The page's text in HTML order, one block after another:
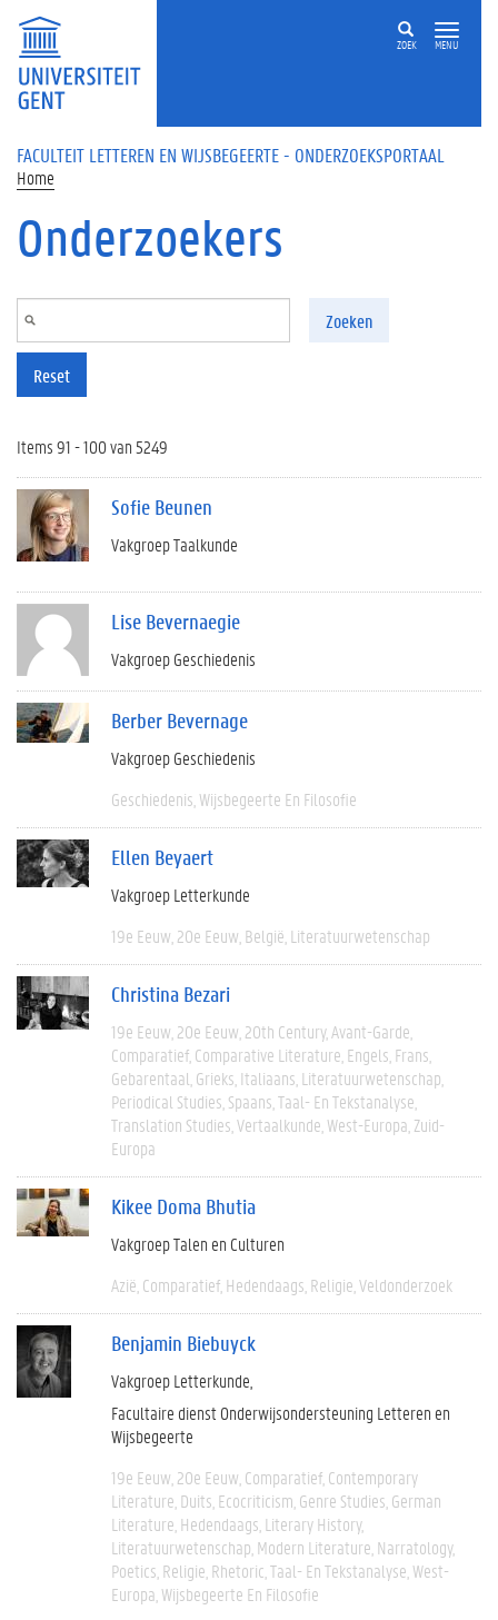
Overslaan en naar de inhoud gaan
ZOEK MENU
FACULTEIT LETTEREN EN WIJSBEGEERTE - ONDERZOEKSPORTAAL
Home
Onderzoekers
Zoeken
Reset
Items 91 - 100 van 5249
Sofie Beunen
Vakgroep Taalkunde
Lise Bevernaegie
Vakgroep Geschiedenis
Berber Bevernage
Vakgroep Geschiedenis
Geschiedenis Wijsbegeerte En Filosofie
Ellen Beyaert
Vakgroep Letterkunde
19e Eeuw 20e Eeuw België Literatuurwetenschap
Christina Bezari
19e Eeuw 20e Eeuw 20th Century Avant-Garde
Comparatief Comparative Literature Engels Frans
Gebarentaal Grieks Italiaans Literatuurwetenschap
Periodical Studies Spaans Taal- En Tekstanalyse
Translation Studies Vertaalkunde West-Europa Zuid-
Europa
Kikee Doma Bhutia
Vakgroep Talen en Culturen
Azië Comparatief Hedendaags Religie Veldonderzoek
Benjamin Biebuyck
Vakgroep Letterkunde
Facultaire dienst Onderwijsondersteuning Letteren en
Wijsbegeerte
19e Eeuw 20e Eeuw Comparatief Contemporary
Literature Duits Ecocriticism Genre Studies German
Literature Hedendaags Literary History
Literatuurwetenschap Modern Literature Narratology
Poetics Religie Rhetoric Taal- En Tekstanalyse West-
Europa Wijsbegeerte En Filosofie